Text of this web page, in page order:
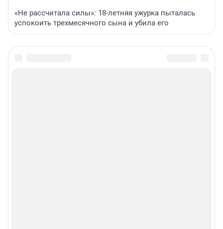
«Не рассчитала силы»: 18-летняя ужурка пыталась
успокоить трехмесячного сына и убила его